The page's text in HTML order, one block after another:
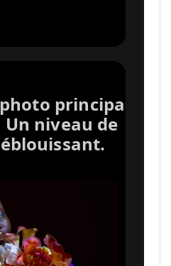
principal
Un niveau de